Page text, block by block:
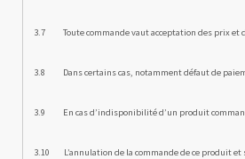
3.7 Toute commande vaut acceptation des prix et
3.8 Dans certains cas, notamment défaut de
3.9 En cas d’indisponibilité d’un produit
3.10 L’annulation de la commande de ce produit